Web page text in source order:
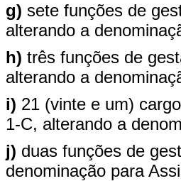
g) sete funções de
alterando a
h) três funções de
alterando a
i) 21 (vinte e um)
1-C, alterando a
j) duas funções de
denominação para